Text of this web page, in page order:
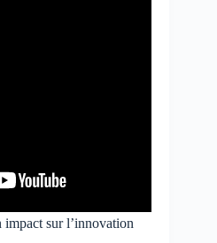
impact sur l’innovation